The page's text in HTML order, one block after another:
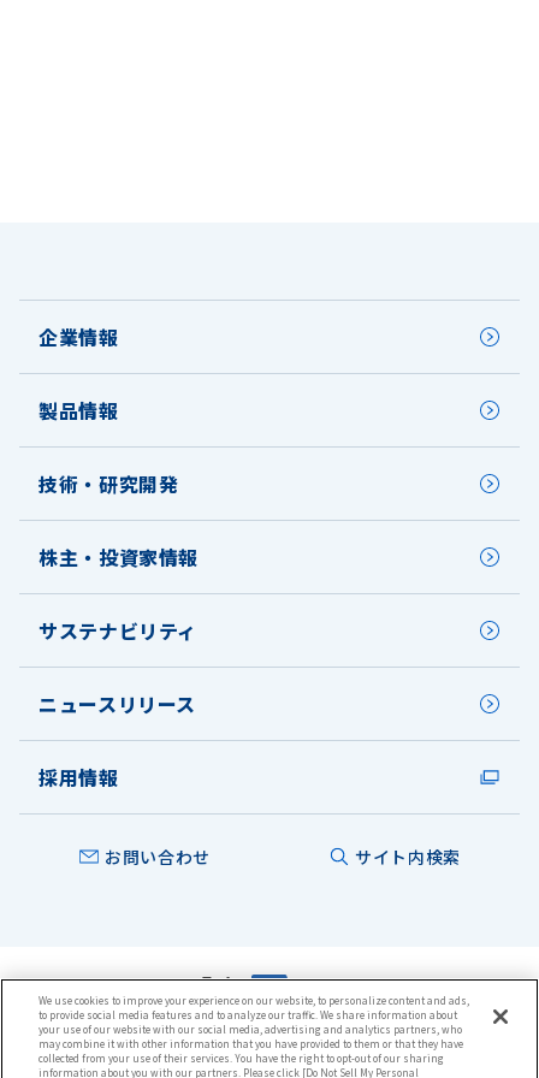
企業情報
製品情報
技術・研究開発
株主・投資家情報
サステナビリティ
ニュースリリース
採用情報
お問い合わせ サイト内検索
本ウェブサイトについて
プライバシーポリシー
クッキーポリシー
We use cookies to improve your experience on our website, to personalize content and ads,
to provide social media features and to analyze our traffic. We share information about
your use of our website with our social media, advertising and analytics partners, who
may combine it with other information that you have provided to them or that they have
collected from your use of their services. You have the right to opt-out of our sharing
information about you with our partners. Please click [Do Not Sell My Personal